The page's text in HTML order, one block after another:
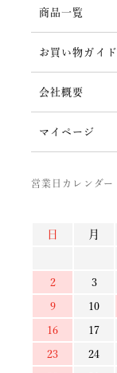
商品一覧
お買い物ガイド
会社概要
マイページ
営業日カレンダー